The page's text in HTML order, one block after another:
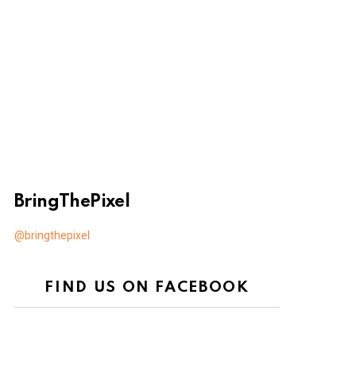
BringThePixel
@bringthepixel
FIND US ON FACEBOOK